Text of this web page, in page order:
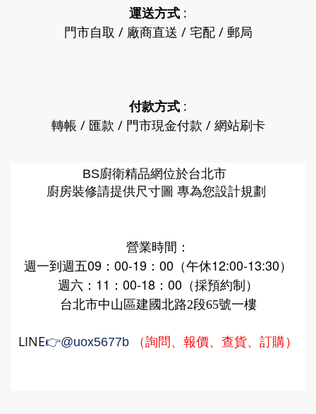
運送方式 :
門市自取 / 廠商直送 / 宅配 / 郵局
付款方式 :
轉帳 / 匯款 / 門市現金付款 / 網站刷卡
BS廚衛精品網位於台北市
廚房裝修請提供尺寸圖 專為您設計規劃
營業時間：
週一到週五09：00-19：00（午休12:00-13:30）
週六：11：00-18：00（採預約制）
台北市中山區建國北路2段65號一樓
LINE👉@uox5677b （詢問、報價、查貨、訂購）